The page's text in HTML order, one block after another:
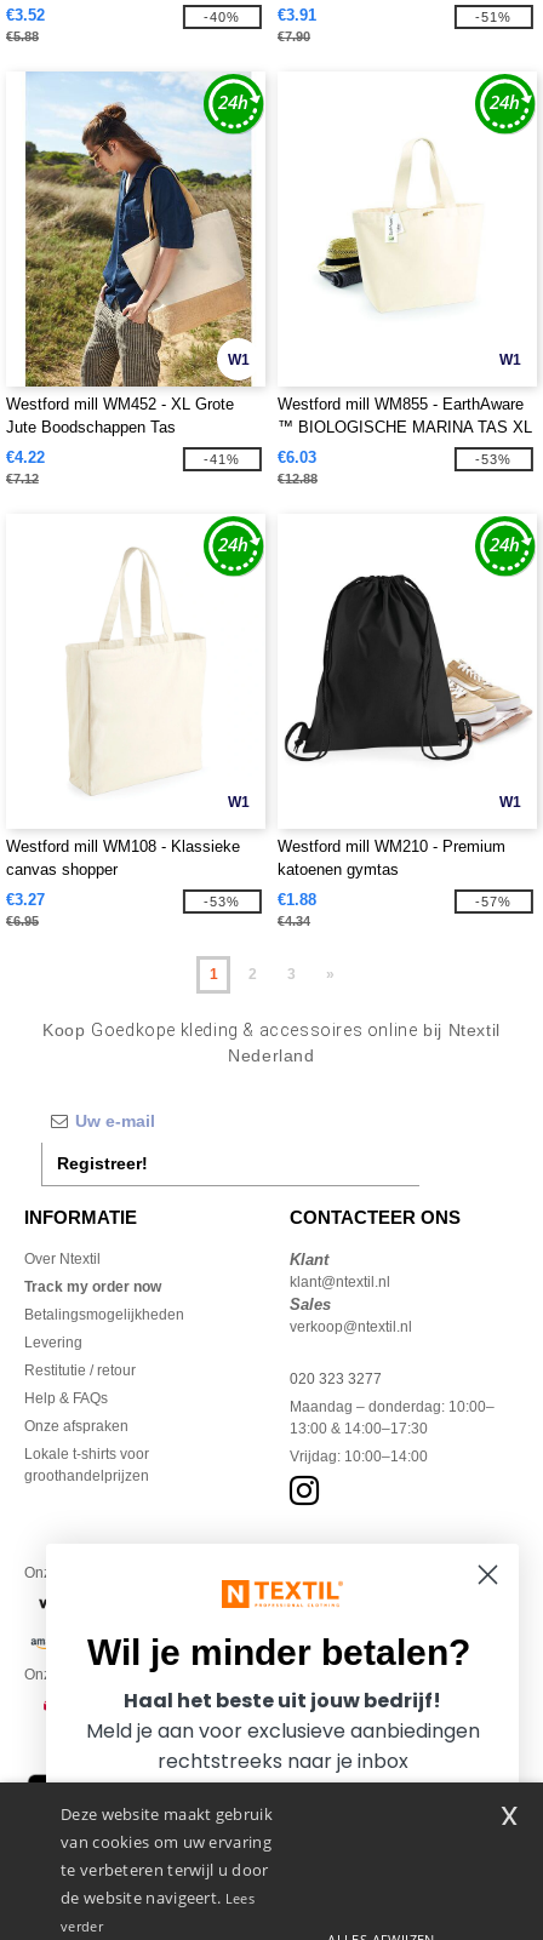
€3.52
€5.88
-40%
€3.91
€7.90
-51%
W1
Westford mill WM452 - XL Grote
Jute Boodschappen Tas
€4.22
€7.12
-41%
W1
Westford mill WM855 - EarthAware
™ BIOLOGISCHE MARINA TAS XL
€6.03
€12.88
-53%
W1
Westford mill WM108 - Klassieke
canvas shopper
€3.27
€6.95
-53%
W1
Westford mill WM210 - Premium
katoenen gymtas
€1.88
€4.34
-57%
1 2 3 »
Koop Goedkope kleding & accessoires online bij Ntextil
Nederland
Registreer!
INFORMATIE
Over Ntextil
Track my order now
Betalingsmogelijkheden
Levering
Restitutie / retour
Help & FAQs
Onze afspraken
Lokale t-shirts voor
groothandelprijzen
CONTACTEER ONS
Klant
klant@ntextil.nl
Sales
verkoop@ntextil.nl
020 323 3277
Maandag – donderdag: 10:00–
13:00 & 14:00–17:30
Vrijdag: 10:00–14:00
Onze financiële partners
Onze transporteurs
Deze website maakt gebruik
van cookies om uw ervaring
te verbeteren terwijl u door
de website navigeert. Lees
verder
x
Wil je minder betalen?
Haal het beste uit jouw bedrijf!
Meld je aan voor exclusieve aanbiedingen
rechtstreeks naar je inbox